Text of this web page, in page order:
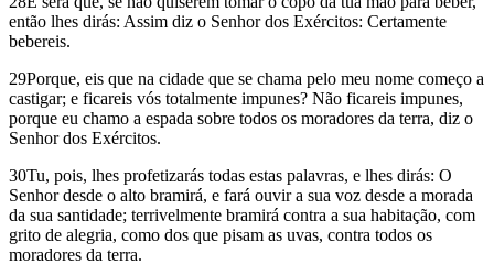
então lhes dirás: Assim diz o Senhor dos Exércitos: Certamente
bebereis.
29Porque, eis que na cidade que se chama pelo meu nome começo a
castigar; e ficareis vós totalmente impunes? Não ficareis impunes,
porque eu chamo a espada sobre todos os moradores da terra, diz o
Senhor dos Exércitos.
30Tu, pois, lhes profetizarás todas estas palavras, e lhes dirás: O
Senhor desde o alto bramirá, e fará ouvir a sua voz desde a morada
da sua santidade; terrivelmente bramirá contra a sua habitação, com
grito de alegria, como dos que pisam as uvas, contra todos os
moradores da terra.